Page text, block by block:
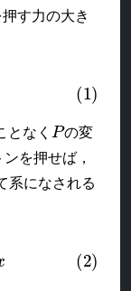
す力の大き
となく
P
の変
を押せば，
系になされる